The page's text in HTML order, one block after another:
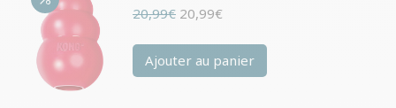
20,99€ Le
initial
était :
20,99€.
20,99€
actuel
est :
20,99€.
Ajouter au panier